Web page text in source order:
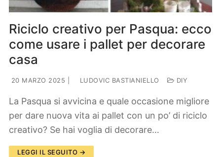
Riciclo creativo per Pasqua: ecco
come usare i pallet per decorare
casa
20 MARZO 2025 LUDOVIC BASTIANIELLO DIY
La Pasqua si avvicina e quale occasione migliore
per dare nuova vita ai pallet con un po’ di riciclo
creativo? Se hai voglia di decorare…
LEGGI IL SEGUITO →